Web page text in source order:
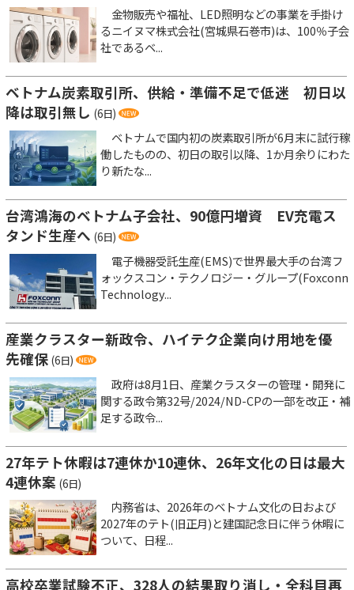
金物販売や福祉、LED照明などの事業を手掛け
るニイヌマ株式会社(宮城県石巻市)は、100％子会
社であるベ...
ベトナム炭素取引所、供給・準備不足で低迷 初日以
降は取引無し (6日)
ベトナムで国内初の炭素取引所が6月末に試行稼
働したものの、初日の取引以降、1か月余りにわた
り新たな...
台湾鴻海のベトナム子会社、90億円増資 EV充電ス
タンド生産へ (6日)
電子機器受託生産(EMS)で世界最大手の台湾フ
ォックスコン・テクノロジー・グループ(Foxconn
Technology...
産業クラスター新政令、ハイテク企業向け用地を優
先確保 (6日)
政府は8月1日、産業クラスターの管理・開発に
関する政令第32号/2024/ND-CPの一部を改正・補
足する政令...
27年テト休暇は7連休か10連休、26年文化の日は最大
4連休案 (6日)
内務省は、2026年のベトナム文化の日および
2027年のテト(旧正月)と建国記念日に伴う休暇に
ついて、日程...
高校卒業試験不正、328人の結果取り消し・全科目再